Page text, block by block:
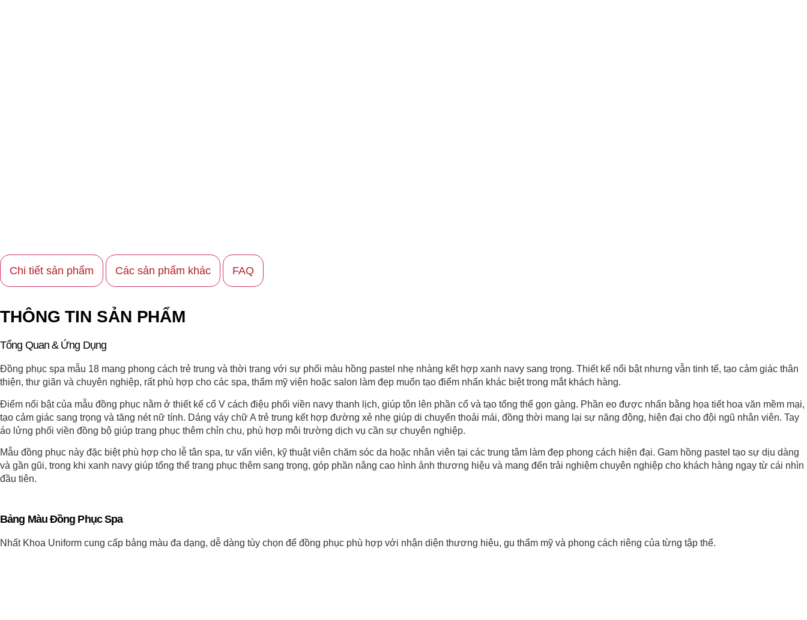
Chi tiết sản phẩm Các sản phẩm khác FAQ
THÔNG TIN SẢN PHẨM
Tổng Quan & Ứng Dụng
Đồng phục spa mẫu 18 mang phong cách trẻ trung và thời trang với sự phối màu hồng pastel nhẹ nhàng kết hợp xanh navy sang trọng. Thiết kế nổi bật nhưng vẫn tinh tế, tạo cảm giác thân
thiện, thư giãn và chuyên nghiệp, rất phù hợp cho các spa, thẩm mỹ viện hoặc salon làm đẹp muốn tạo điểm nhấn khác biệt trong mắt khách hàng.
Điểm nổi bật của mẫu đồng phục nằm ở thiết kế cổ V cách điệu phối viền navy thanh lịch, giúp tôn lên phần cổ và tạo tổng thể gọn gàng. Phần eo được nhấn bằng họa tiết hoa văn mềm mại,
tạo cảm giác sang trọng và tăng nét nữ tính. Dáng váy chữ A trẻ trung kết hợp đường xẻ nhẹ giúp di chuyển thoải mái, đồng thời mang lại sự năng động, hiện đại cho đội ngũ nhân viên. Tay
áo lửng phối viền đồng bộ giúp trang phục thêm chỉn chu, phù hợp môi trường dịch vụ cần sự chuyên nghiệp.
Mẫu đồng phục này đặc biệt phù hợp cho lễ tân spa, tư vấn viên, kỹ thuật viên chăm sóc da hoặc nhân viên tại các trung tâm làm đẹp phong cách hiện đại. Gam hồng pastel tạo sự dịu dàng
và gần gũi, trong khi xanh navy giúp tổng thể trang phục thêm sang trọng, góp phần nâng cao hình ảnh thương hiệu và mang đến trải nghiệm chuyên nghiệp cho khách hàng ngay từ cái nhìn
đầu tiên.
Bảng Màu Đồng Phục Spa
Nhất Khoa Uniform cung cấp bảng màu đa dạng, dễ dàng tùy chọn để đồng phục phù hợp với nhận diện thương hiệu, gu thẩm mỹ và phong cách riêng của từng tập thể.